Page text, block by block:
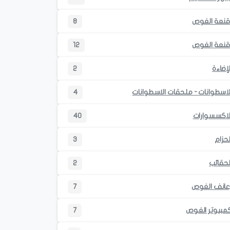
أقنعة الغوص 8
أقنعة الغوص 12
الإضاءة 2
الاسطوانات - ملحقات الاسطوانات 4
الاكسسوارات 40
الحزام 3
الحقائب 2
الغوص 7
الغوص 7